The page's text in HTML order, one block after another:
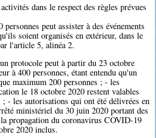
dans le respect des règles prévues
peut assister à des événements
soient organisés en extérieur, dans le
l'article 5, alinéa 2.
protocole peut à partir du 23 octobre
à 400 personnes, étant entendu qu'un
maximum 200 personnes ; - les
le 18 octobre 2020 restent valables
- les autorisations qui ont été délivrées en
ministériel du 30 juin 2020 portant des
propagation du coronavirus COVID-19
2020 inclus.